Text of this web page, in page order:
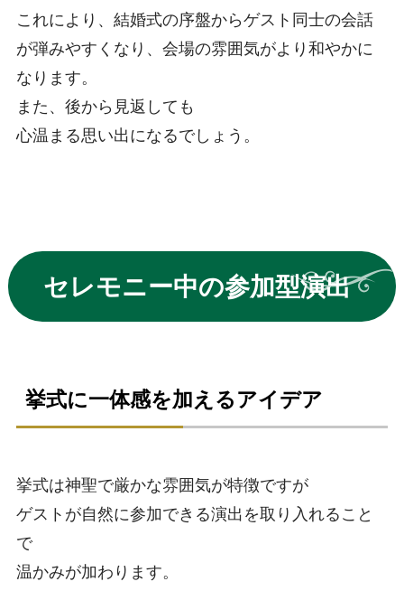
これにより、結婚式の序盤からゲスト同士の会話
が弾みやすくなり、会場の雰囲気がより和やかに
なります。
また、後から見返しても
心温まる思い出になるでしょう。
セレモニー中の参加型演出
挙式に一体感を加えるアイデア
挙式は神聖で厳かな雰囲気が特徴ですが
ゲストが自然に参加できる演出を取り入れること
で
温かみが加わります。